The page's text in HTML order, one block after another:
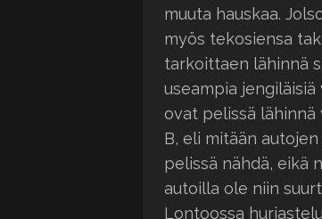
muuta hauskaa.
myös tekosiensa
tarkoittaen lähinnä
useampia
ovat pelissä lähinnä
B, eli mitään
pelissä nähdä, eikä
autoilla ole niin
Lontoossa